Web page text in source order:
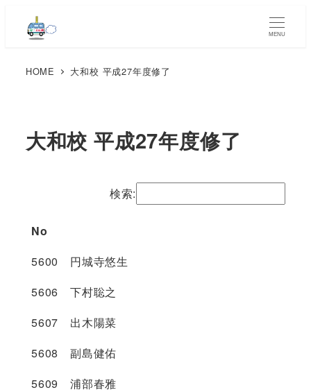
MENU
HOME 大和校 平成27年度修了
大和校 平成27年度修了
検索:
No
5600 円城寺悠生
5606 下村聡之
5607 出木陽菜
5608 副島健佑
5609 浦部春雅